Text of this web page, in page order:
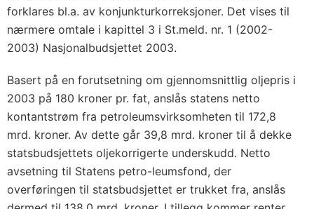
forklares bl.a. av konjunkturkorreksjoner. Det vises til
nærmere omtale i kapittel 3 i St.meld. nr. 1 (2002-
2003) Nasjonalbudsjettet 2003.
Basert på en forutsetning om gjennomsnittlig oljepris i
2003 på 180 kroner pr. fat, anslås statens netto
kontantstrøm fra petroleumsvirksomheten til 172,8
mrd. kroner. Av dette går 39,8 mrd. kroner til å dekke
statsbudsjettets oljekorrigerte underskudd. Netto
avsetning til Statens petro-leumsfond, der
overføringen til statsbudsjettet er trukket fra, anslås